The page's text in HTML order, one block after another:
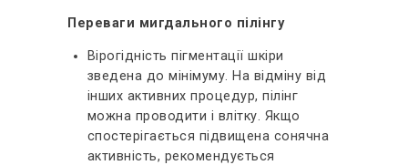
Переваги мигдального пілінгу
Вірогідність пігментації шкіри
зведена до мінімуму. На відміну від
інших активних процедур, пілінг
можна проводити і влітку. Якщо
спостерігається підвищена сонячна
активність, рекомендується